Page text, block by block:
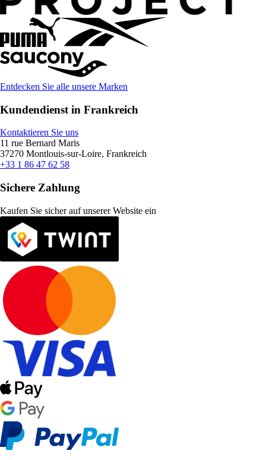
Entdecken Sie alle unsere Marken
Kundendienst in Frankreich
Kontaktieren Sie uns
11 rue Bernard Maris
37270 Montlouis-sur-Loire, Frankreich
+33 1 86 47 62 58
Sichere Zahlung
Kaufen Sie sicher auf unserer Website ein